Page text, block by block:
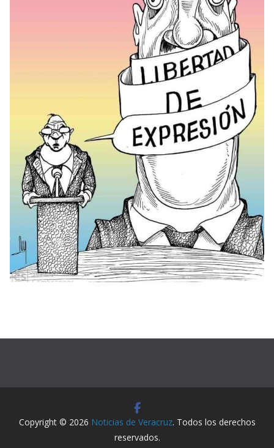
Copyright © 2026 Noticias de Veracruz. Todos los derechos
reservados.